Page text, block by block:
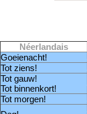
Néerlandais
Goeienacht!
Tot ziens!
Tot gauw!
Tot binnenkort!
Tot morgen!